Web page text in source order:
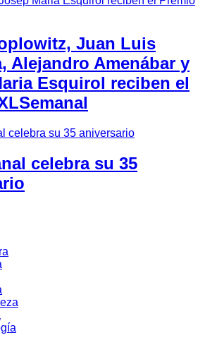
Juan Luis
Alejandro Amenábar y
Esquirol reciben el
celebra su 35